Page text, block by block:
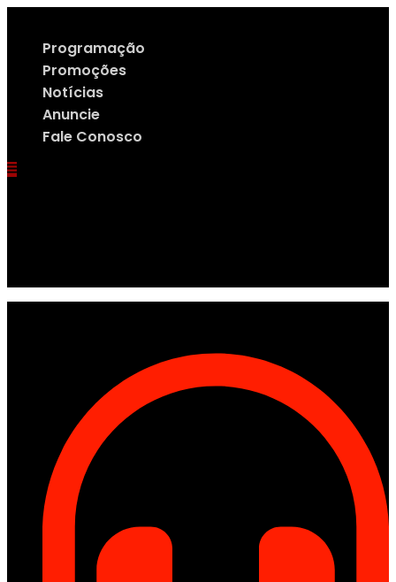
Programação
Promoções
Notícias
Anuncie
Fale Conosco